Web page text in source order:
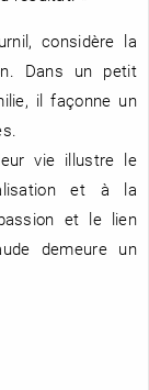
considère la
Dans un petit
il façonne un
vie illustre le
et à la
et le lien
demeure un